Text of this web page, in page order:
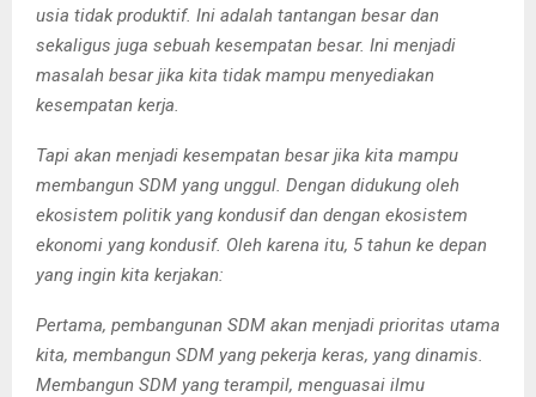
usia tidak produktif. Ini adalah tantangan besar dan
sekaligus juga sebuah kesempatan besar. Ini menjadi
masalah besar jika kita tidak mampu menyediakan
kesempatan kerja.
Tapi akan menjadi kesempatan besar jika kita mampu
membangun SDM yang unggul. Dengan didukung oleh
ekosistem politik yang kondusif dan dengan ekosistem
ekonomi yang kondusif. Oleh karena itu, 5 tahun ke depan
yang ingin kita kerjakan:
Pertama, pembangunan SDM akan menjadi prioritas utama
kita, membangun SDM yang pekerja keras, yang dinamis.
Membangun SDM yang terampil, menguasai ilmu